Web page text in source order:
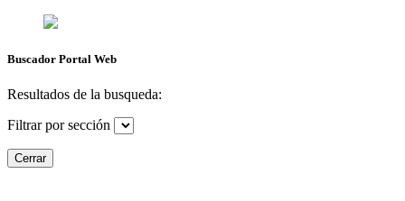
Buscador Portal Web
Resultados de la busqueda:
Filtrar por sección
Cerrar